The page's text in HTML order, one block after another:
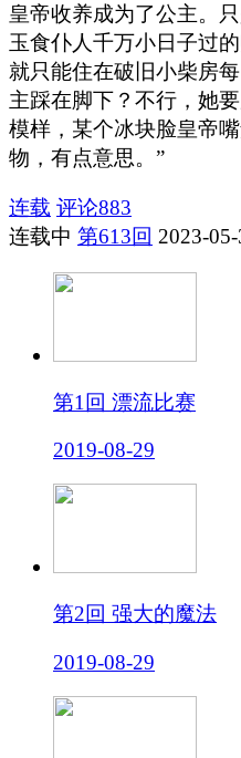
皇帝收养成为了公主。
玉食仆人千万小日子过
就只能住在破旧小柴房
主踩在脚下？不行，她
模样，某个冰块脸皇帝
物，有点意思。”
连载 评论883
连载中 第613回 2023-05-
第1回 漂流比赛
2019-08-29
第2回 强大的魔法
2019-08-29